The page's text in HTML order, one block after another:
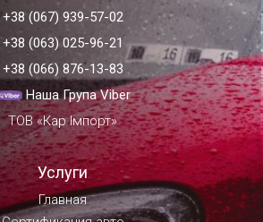
+38 (067) 939-57-02
+38 (063) 025-96-21
+38 (066) 876-13-83
Наша Група Viber
ТОВ «Кар Імпорт»
Услуги
Главная